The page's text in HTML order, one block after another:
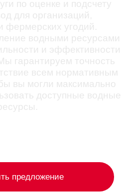
предложение